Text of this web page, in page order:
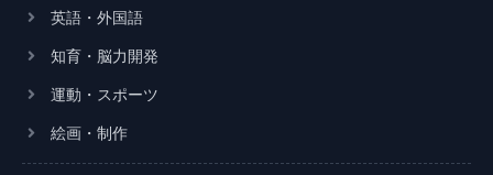
英語・外国語
知育・脳力開発
運動・スポーツ
絵画・制作